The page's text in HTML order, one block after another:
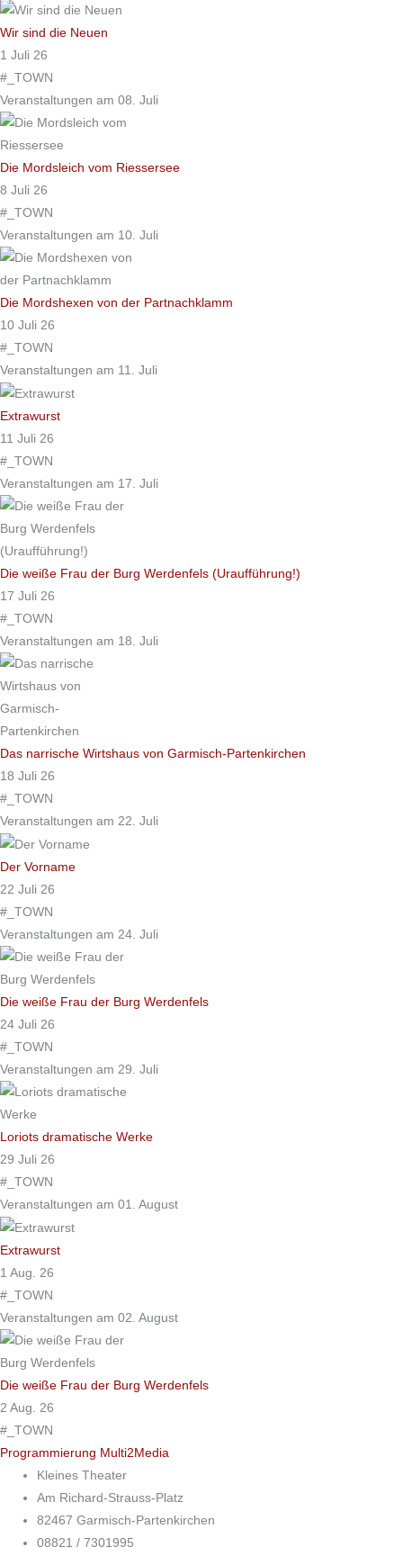
Wir sind die Neuen
1 Juli 26
#_TOWN
Veranstaltungen am 08. Juli
Die Mordsleich vom Riessersee
8 Juli 26
#_TOWN
Veranstaltungen am 10. Juli
Die Mordshexen von der Partnachklamm
10 Juli 26
#_TOWN
Veranstaltungen am 11. Juli
Extrawurst
11 Juli 26
#_TOWN
Veranstaltungen am 17. Juli
Die weiße Frau der Burg Werdenfels (Uraufführung!)
17 Juli 26
#_TOWN
Veranstaltungen am 18. Juli
Das narrische Wirtshaus von Garmisch-Partenkirchen
18 Juli 26
#_TOWN
Veranstaltungen am 22. Juli
Der Vorname
22 Juli 26
#_TOWN
Veranstaltungen am 24. Juli
Die weiße Frau der Burg Werdenfels
24 Juli 26
#_TOWN
Veranstaltungen am 29. Juli
Loriots dramatische Werke
29 Juli 26
#_TOWN
Veranstaltungen am 01. August
Extrawurst
1 Aug. 26
#_TOWN
Veranstaltungen am 02. August
Die weiße Frau der Burg Werdenfels
2 Aug. 26
#_TOWN
Programmierung Multi2Media
Kleines Theater
Am Richard-Strauss-Platz
82467 Garmisch-Partenkirchen
08821 / 7301995